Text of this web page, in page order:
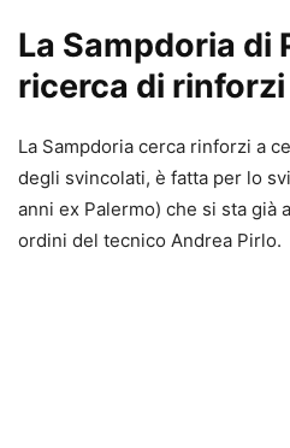
La Sampdoria di
ricerca di rinforzi
La Sampdoria cerca rinforzi a
degli svincolati, è fatta per lo
anni ex Palermo) che si sta già
ordini del tecnico Andrea Pirlo.